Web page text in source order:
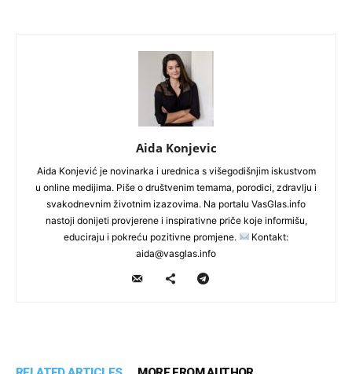
Aida Konjevic
Aida Konjević je novinarka i urednica s višegodišnjim iskustvom
u online medijima. Piše o društvenim temama, porodici, zdravlju i
svakodnevnim životnim izazovima. Na portalu VasGlas.info
nastoji donijeti provjerene i inspirativne priče koje informišu,
educiraju i pokreću pozitivne promjene.
Kontakt:
aida@vasglas.info